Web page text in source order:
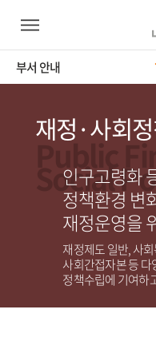
부서 안내
재정·사회
인구고령화
정책환경 변
재정운영을
재정제도 일반, 사
사회간접자본 등 다
정책수립에 기여하
Public
Social